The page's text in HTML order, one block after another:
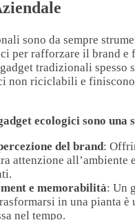
sono da sempre
per rafforzare il brand e
tradizionali spesso
non riciclabili e finiscono
ecologici sono una
del brand:
attenzione all’ambiente
e memorabilità: Un
in una pianta è
nel tempo.